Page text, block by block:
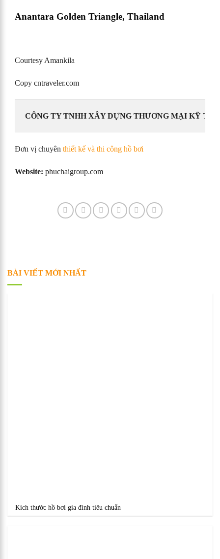
Anantara Golden Triangle, Thailand
Courtesy Amankila
Copy cntraveler.com
CÔNG TY TNHH XÂY DỰNG THƯƠNG MẠI KỸ
Đơn vị chuyên thiết kế và thi công hồ bơi
Website: phuchaigroup.com
BÀI VIẾT MỚI NHẤT
Kích thước hồ bơi gia đình tiêu chuẩn